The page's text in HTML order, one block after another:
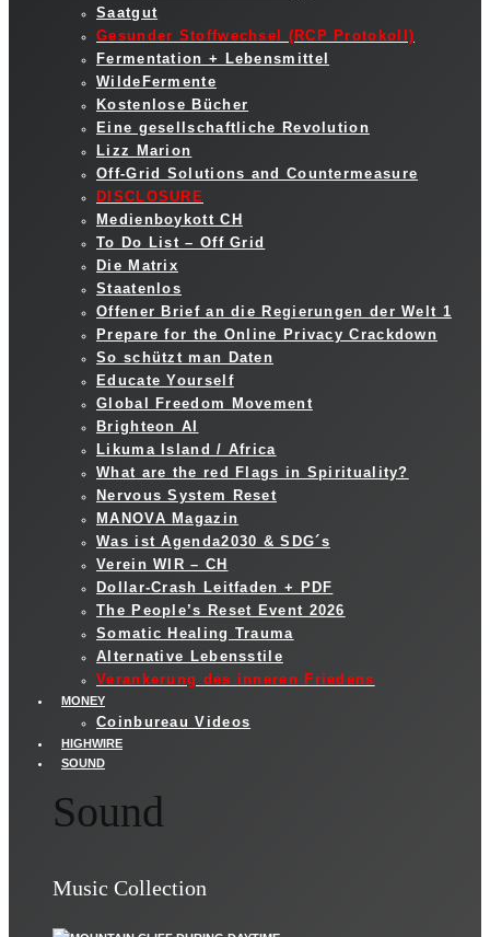
Saatgut
Gesunder Stoffwechsel (RCP Protokoll)
Fermentation + Lebensmittel
WildeFermente
Kostenlose Bücher
Eine gesellschaftliche Revolution
Lizz Marion
Off-Grid Solutions and Countermeasure
DISCLOSURE
Medienboykott CH
To Do List – Off Grid
Die Matrix
Staatenlos
Offener Brief an die Regierungen der Welt 1
Prepare for the Online Privacy Crackdown
So schützt man Daten
Educate Yourself
Global Freedom Movement
Brighteon AI
Likuma Island / Africa
What are the red Flags in Spirituality?
Nervous System Reset
MANOVA Magazin
Was ist Agenda2030 & SDG´s
Verein WIR – CH
Dollar-Crash Leitfaden + PDF
The People’s Reset Event 2026
Somatic Healing Trauma
Alternative Lebensstile
Verankerung des inneren Friedens
MONEY
Coinbureau Videos
HIGHWIRE
SOUND
Sound
Music Collection